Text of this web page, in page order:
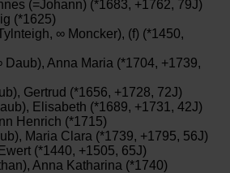
(=Johann) (*1683, +1762, 79J)
(*1625)
∞ Moncker), (f) (*1450,
Daub), Anna Maria (*1704, +1739,
Gertrud (*1656, +1728, 72J)
Elisabeth (*1689, +1731, 42J)
Henrich (*1715)
Maria Clara (*1739, +1795, 56J)
(*1440, +1505, 65J)
Anna Katharina (*1740)